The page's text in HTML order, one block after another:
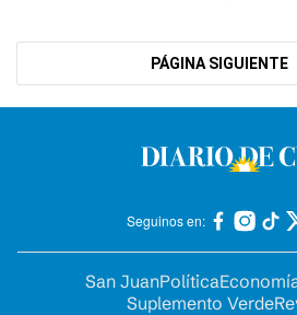
PÁGINA SIGUIENTE
Seguinos en:
San JuanPolítica
Suplemento Verde